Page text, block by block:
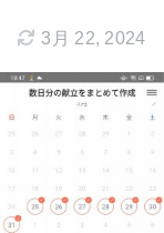
3月 22, 2024